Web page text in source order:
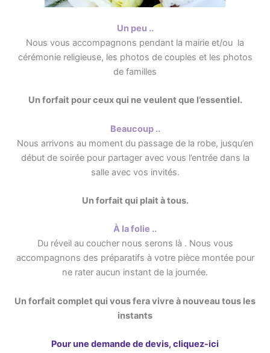
Un peu ..
Nous vous accompagnons pendant la mairie et/ou la
cérémonie religieuse, les photos de couples et les photos
de familles
Un forfait pour ceux qui ne veulent que l’essentiel.
Beaucoup ..
Nous arrivons au moment du passage de la robe, jusqu’en
début de soirée pour partager avec vous l’entrée dans la
salle avec vos invités.
Un forfait qui plait à tous.
À la folie ..
Du réveil au coucher nous serons là . Nous vous
accompagnons des préparatifs à votre pièce montée pour
ne rater aucun instant de la journée.
Un forfait complet qui vous fera vivre à nouveau tous les
instants
Pour une demande de devis, cliquez-ici